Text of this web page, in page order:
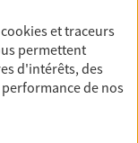
de
Découvrez
cookies et traceurs
permettent
d'intérêts, des
de nos